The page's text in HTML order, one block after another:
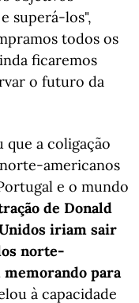
superá-los",
todos os
ficaremos
o futuro da
a coligação
americanos
e o mundo
de Donald
iriam sair
norte-
para
à capacidade